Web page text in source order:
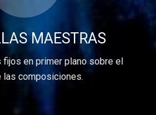
MAESTRAS
fijos en primer plano sobre el
las composiciones.